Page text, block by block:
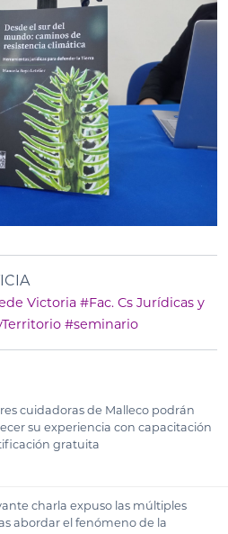
Victoria #Fac. Cs Jurídicas y
#seminario
cuidadoras de Malleco podrán
su experiencia con capacitación
gratuita
charla expuso las múltiples
abordar el fenómeno de la